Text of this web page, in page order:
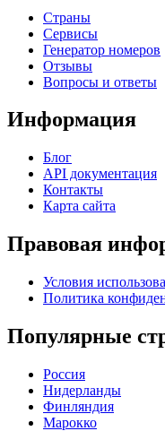
Страны
Сервисы
Генератор номеров
Отзывы
Вопросы и ответы
Информация
Блог
API документация
Контакты
Карта сайта
Правовая
Условия
Политика
Популярные
Россия
Нидерланды
Финляндия
Марокко